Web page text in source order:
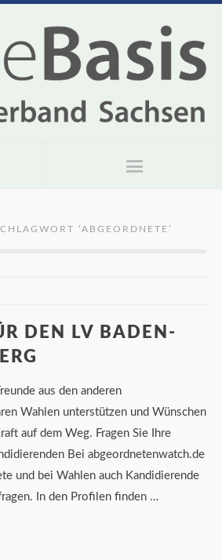
‘ABGEORDNETE ’
DEN LV BADEN-
aus den anderen
Wahlen unterstützen und Wünschen
auf dem Weg. Fragen Sie Ihre
Bei abgeordnetenwatch.de
und bei Wahlen auch Kandidierende
In den Profilen finden …